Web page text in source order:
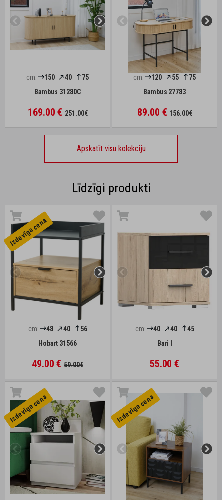
cm: 150 40
75
Bambus 31280C
169.00 €251.00€
cm: 120 55
75
Bambus 27783
89.00 €156.00€
Apskatīt visu kolekciju
Līdzīgi produkti
Izdevīga cena
cm: 48 40
56
Hobart 31566
49.00 € 59.00€
cm: 40 40
45
Bari I
55.00 €
Izdevīga cena Izdevīga cena